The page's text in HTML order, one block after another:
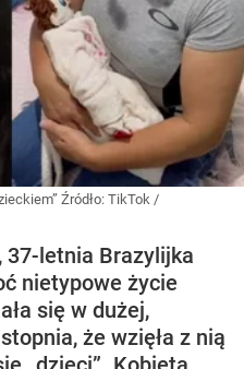
Źródło: TikTok /
37-letnia Brazylijka
nietypowe życie
się w dużej,
że wzięła z nią